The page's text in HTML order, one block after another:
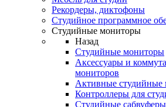
Рекордеры, диктофоны
Студийное программное
Студийные мониторы
Назад
Студийные мониторы
Аксессуары и
мониторов
Активные студийные
Контроллеры для
Студийные сабвуферы